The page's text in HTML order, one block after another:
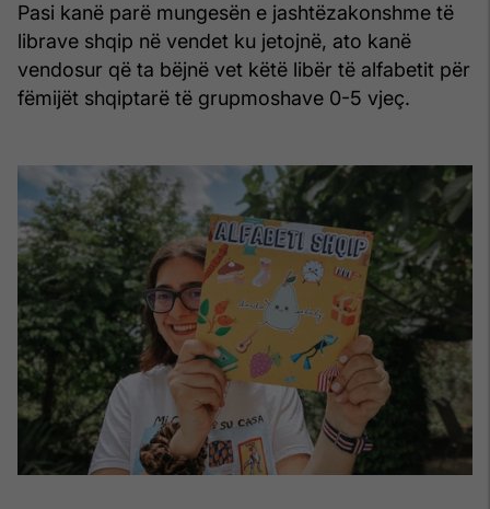
Pasi kanë parë mungesën e jashtëzakonshme të
librave shqip në vendet ku jetojnë, ato kanë
vendosur që ta bëjnë vet këtë libër të alfabetit për
fëmijët shqiptarë të grupmoshave 0-5 vjeç.